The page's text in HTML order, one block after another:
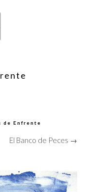
de Enfrente
El Banco de Peces →